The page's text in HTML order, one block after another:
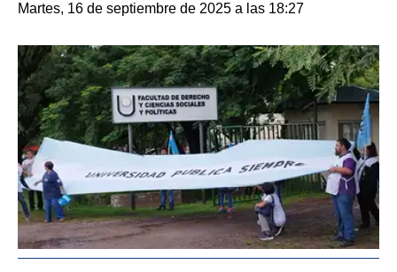
Martes, 16 de septiembre de 2025 a las 18:27